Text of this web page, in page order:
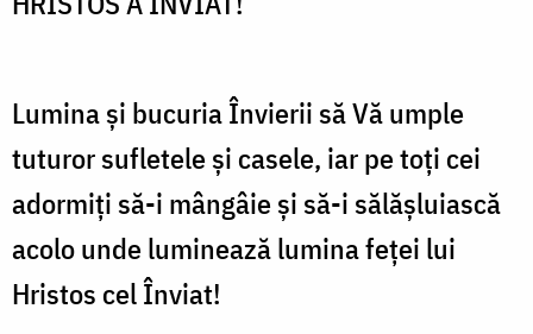
Lumina și bucuria Învierii să Vă umple
tuturor sufletele și casele, iar pe toți cei
adormiți să-i mângâie și să-i sălășluiască
acolo unde luminează lumina feței lui
Hristos cel Înviat!